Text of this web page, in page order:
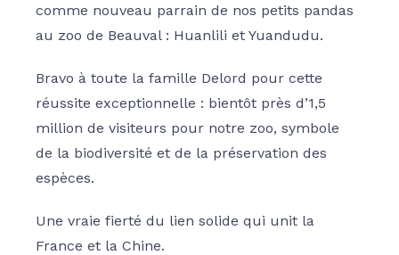
comme nouveau parrain de nos petits pandas
au zoo de Beauval : Huanlili et Yuandudu.
Bravo à toute la famille Delord pour cette
réussite exceptionnelle : bientôt près d’1,5
million de visiteurs pour notre zoo, symbole
de la biodiversité et de la préservation des
espèces.
Une vraie fierté du lien solide qui unit la
France et la Chine.